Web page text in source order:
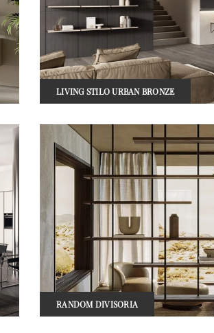
LIVING STILO URBAN BRONZE
RANDOM DIVISORIA